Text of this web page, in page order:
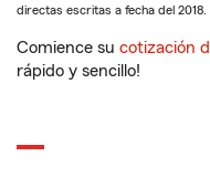
directas escritas a fecha del 2018.
Comience su cotización
rápido y sencillo!